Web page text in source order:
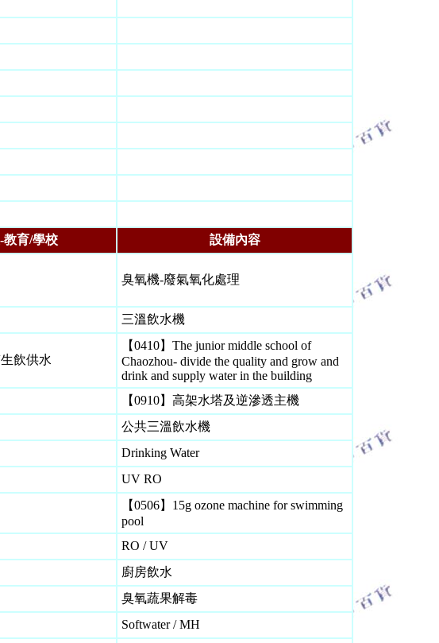
教育/學校 設備內容
臭氧機-廢氣氧化處理
三溫飲水機
飲供水
【0410】The junior middle school of
Chaozhou- divide the quality and grow and
drink and supply water in the building
【0910】高架水塔及逆滲透主機
公共三溫飲水機
Drinking Water
UV RO
【0506】 15g ozone machine for swimming
pool
RO / UV
廚房飲水
臭氧蔬果解毒
Softwater / MH